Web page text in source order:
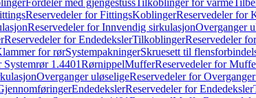
Fordeler med gjengestussTilkoblinger for varme
Reservedeler for FittingsKoblingerReservedeler for
Reservedeler for Innvendig sirkulasjonOverganger
Reservedeler for EndedekslerTilkoblingerReservedeler
for rørSystempakningerSkruesett til
1.4401RørnippelMufferReservedeler for
Overganger uløseligeReservedeler for
EndedekslerReservedeler for Endedeksler